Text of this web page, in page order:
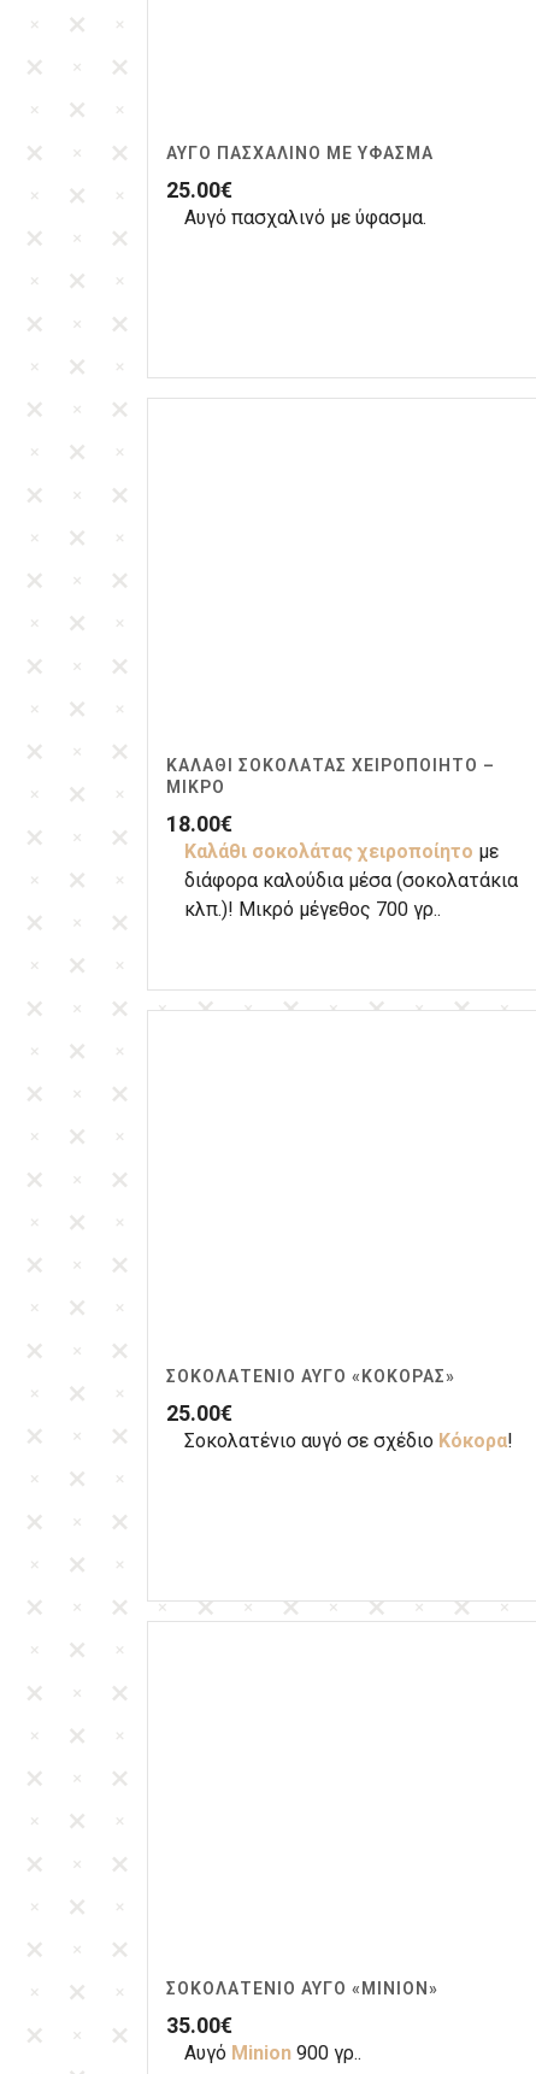
ΑΥΓΌ ΠΑΣΧΑΛΙΝΌ ΜΕ ΎΦΑΣΜΑ
25.00€
Αυγό πασχαλινό με ύφασμα.
ΚΑΛΆΘΙ ΣΟΚΟΛΆΤΑΣ ΧΕΙΡΟΠΟΊΗΤΟ –
ΜΙΚΡΌ
18.00€
Καλάθι σοκολάτας χειροποίητο με
διάφορα καλούδια μέσα (σοκολατάκια
κλπ.)! Μικρό μέγεθος 700 γρ..
ΣΟΚΟΛΑΤΈΝΙΟ ΑΥΓΌ «ΚΌΚΟΡΑΣ»
25.00€
Σοκολατένιο αυγό σε σχέδιο Κόκορα!
ΣΟΚΟΛΑΤΈΝΙΟ ΑΥΓΌ «ΜINION»
35.00€
Αυγό Μinion 900 γρ..